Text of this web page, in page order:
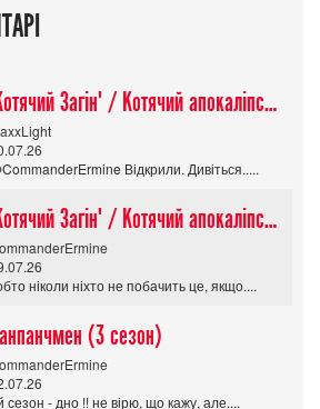
"Котячий Загін" / Котячий апокаліпсис / Cat Shit One
Відкрили. Дивіться.....
"Котячий Загін" / Котячий апокаліпсис / Cat Shit One
ніколи ніхто не побачить це, якщо....
(3 сезон)
сезон - дно !! не вірю, що кажу, але....